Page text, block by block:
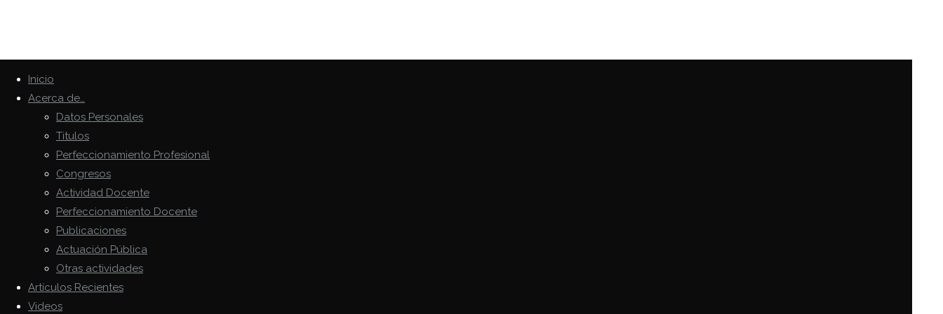
Inicio
Acerca de…
Datos Personales
Titulos
Perfeccionamiento Profesional
Congresos
Actividad Docente
Perfeccionamiento Docente
Publicaciones
Actuación Pública
Otras actividades
Artículos Recientes
Videos